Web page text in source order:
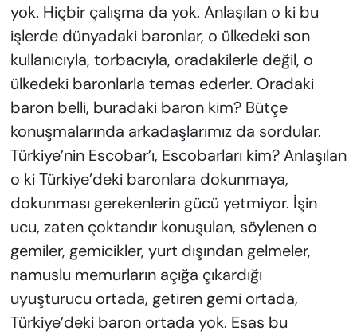
yok. Hiçbir çalışma da yok. Anlaşılan o ki bu
işlerde dünyadaki baronlar, o ülkedeki son
kullanıcıyla, torbacıyla, oradakilerle değil, o
ülkedeki baronlarla temas ederler. Oradaki
baron belli, buradaki baron kim? Bütçe
konuşmalarında arkadaşlarımız da sordular.
Türkiye’nin Escobar’ı, Escobarları kim? Anlaşılan
o ki Türkiye’deki baronlara dokunmaya,
dokunması gerekenlerin gücü yetmiyor. İşin
ucu, zaten çoktandır konuşulan, söylenen o
gemiler, gemicikler, yurt dışından gelmeler,
namuslu memurların açığa çıkardığı
uyuşturucu ortada, getiren gemi ortada,
Türkiye’deki baron ortada yok. Esas bu